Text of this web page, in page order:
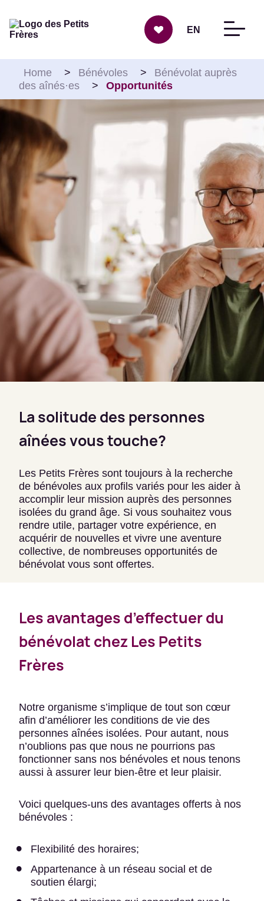
EN
Home > Bénévoles >
Bénévolat auprès
des aînés·es
> Opportunités
La solitude des personnes
aînées vous touche?
Les Petits Frères sont toujours à la recherche
de bénévoles aux profils variés pour les aider à
accomplir leur mission auprès des personnes
isolées du grand âge. Si vous souhaitez vous
rendre utile, partager votre expérience, en
acquérir de nouvelles et vivre une aventure
collective, de nombreuses opportunités de
bénévolat vous sont offertes.
Les avantages d’effectuer du
bénévolat chez Les Petits
Frères
Notre organisme s’implique de tout son cœur
afin d’améliorer les conditions de vie des
personnes aînées isolées. Pour autant, nous
n’oublions pas que nous ne pourrions pas
fonctionner sans nos bénévoles et nous tenons
aussi à assurer leur bien-être et leur plaisir.
Voici quelques-uns des avantages offerts à nos
bénévoles :
Flexibilité des horaires;
Appartenance à un réseau social et de
soutien élargi;